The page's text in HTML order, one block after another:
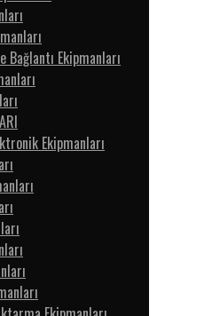
Bağlantı Ekipmanları
Ekipmanları